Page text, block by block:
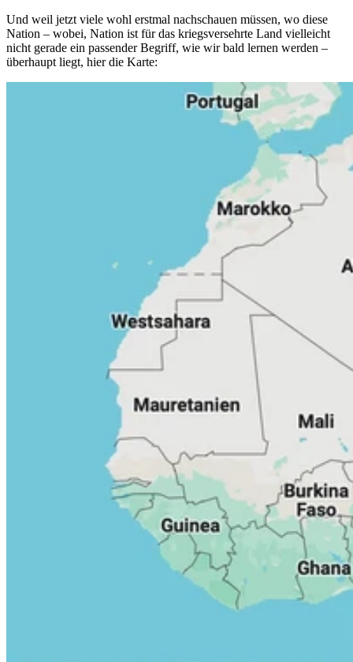
Und weil jetzt viele wohl erstmal nachschauen müssen, wo diese
Nation – wobei, Nation ist für das kriegsversehrte Land vielleicht
nicht gerade ein passender Begriff, wie wir bald lernen werden –
überhaupt liegt, hier die Karte: